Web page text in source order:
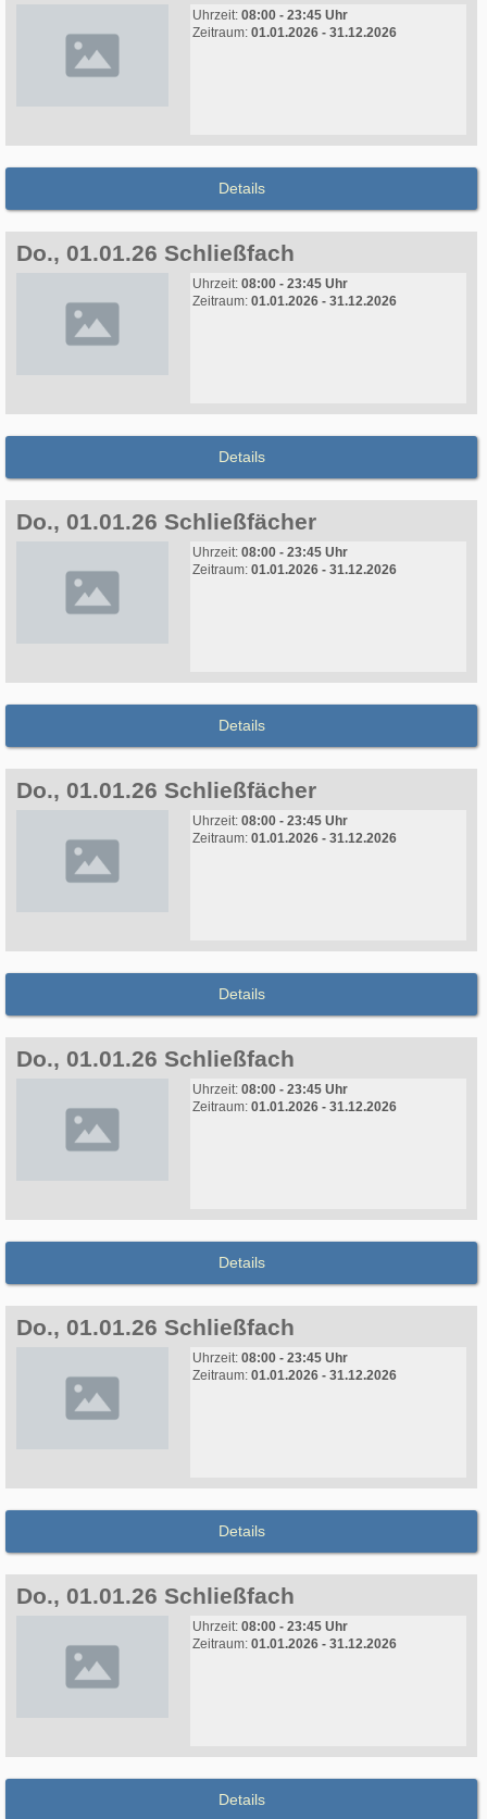
Uhrzeit: 08:00 - 23:45 Uhr
Zeitraum: 01.01.2026 - 31.12.2026
Details
Do., 01.01.26 Schließfach
Uhrzeit: 08:00 - 23:45 Uhr
Zeitraum: 01.01.2026 - 31.12.2026
Details
Do., 01.01.26 Schließfächer
Uhrzeit: 08:00 - 23:45 Uhr
Zeitraum: 01.01.2026 - 31.12.2026
Details
Do., 01.01.26 Schließfächer
Uhrzeit: 08:00 - 23:45 Uhr
Zeitraum: 01.01.2026 - 31.12.2026
Details
Do., 01.01.26 Schließfach
Uhrzeit: 08:00 - 23:45 Uhr
Zeitraum: 01.01.2026 - 31.12.2026
Details
Do., 01.01.26 Schließfach
Uhrzeit: 08:00 - 23:45 Uhr
Zeitraum: 01.01.2026 - 31.12.2026
Details
Do., 01.01.26 Schließfach
Uhrzeit: 08:00 - 23:45 Uhr
Zeitraum: 01.01.2026 - 31.12.2026
Details